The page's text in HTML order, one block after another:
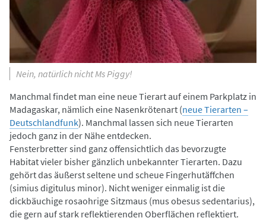
Nein, natürlich nicht Ms Piggy!
Manchmal findet man eine neue Tierart auf einem Parkplatz in
Madagaskar, nämlich eine Nasenkrötenart (neue Tierarten –
Deutschlandfunk). Manchmal lassen sich neue Tierarten
jedoch ganz in der Nähe entdecken.
Fensterbretter sind ganz offensichtlich das bevorzugte
Habitat vieler bisher gänzlich unbekannter Tierarten. Dazu
gehört das äußerst seltene und scheue Fingerhutäffchen
(simius digitulus minor). Nicht weniger einmalig ist die
dickbäuchige rosaohrige Sitzmaus (mus obesus sedentarius),
die gern auf stark reflektierenden Oberflächen reflektiert.